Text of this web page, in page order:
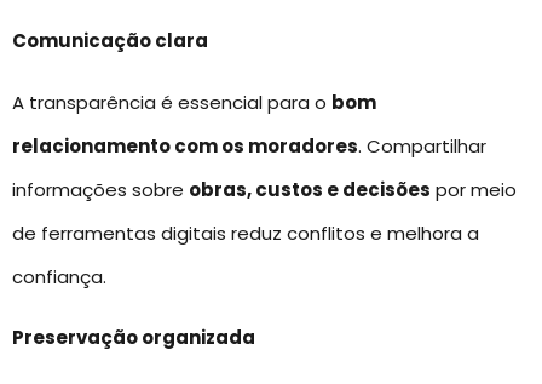
Comunicação clara
A transparência é essencial para o bom
relacionamento com os moradores. Compartilhar
informações sobre obras, custos e decisões por meio
de ferramentas digitais reduz conflitos e melhora a
confiança.
Preservação organizada